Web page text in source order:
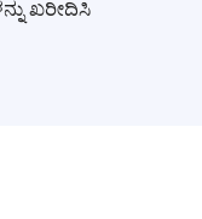
ಖರೀದಿಸಿ